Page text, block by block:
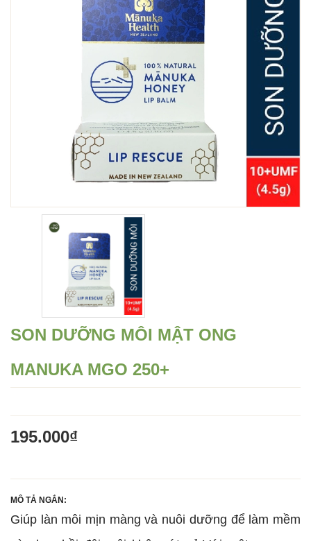
SON DƯỠNG MÔI MẬT ONG
MANUKA MGO 250+
195.000₫
MÔ TẢ NGẮN:
Giúp làn môi mịn màng và nuôi dưỡng để làm mềm